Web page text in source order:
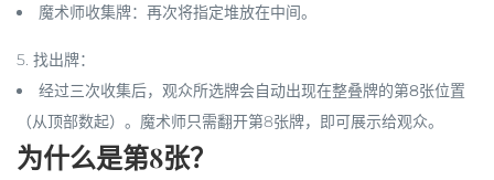
魔术师收集牌：再次将指定堆放在中间。
5. 找出牌：
经过三次收集后，观众所选牌会自动出现在整叠牌的第8张位置
（从顶部数起）。魔术师只需翻开第8张牌，即可展示给观众。
为什么是第8张？